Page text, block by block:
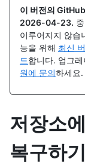
이 버전의
2026-04-23.
이루어지지 않습
능을 위해 최신
드합니다. 업그
원에 문의하세요.
저장소
복구하기